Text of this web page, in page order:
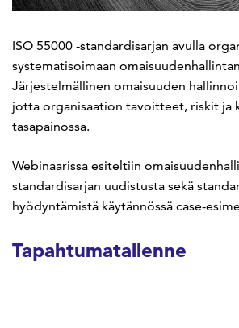
ISO 55000 -standardisarjan avulla
systematisoimaan
Järjestelmällinen omaisuuden
jotta organisaation tavoitteet, riskit ja
tasapainossa.
Webinaarissa esiteltiin
standardisarjan uudistusta sekä
hyödyntämistä käytännössä case-
Tapahtumatallenne